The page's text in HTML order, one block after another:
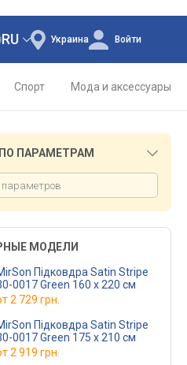
Украина
RU Войти
Спорт Мода и аксессуары
ПАРАМЕТРАМ
МОДЕЛИ
Підковдра Satin Stripe
0017 Green 160 x 220 см
2 729 грн.
Підковдра Satin Stripe
0017 Green 175 x 210 см
2 919 грн.